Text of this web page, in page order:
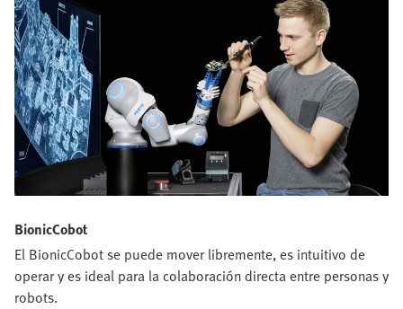
BionicCobot
El BionicCobot se puede mover libremente, es intuitivo de
operar y es ideal para la colaboración directa entre personas y
robots.